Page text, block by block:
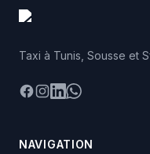
Taxi à Tunis, Sousse et
Facebook
Instagram
LinkedIn
WhatsApp
NAVIGATION